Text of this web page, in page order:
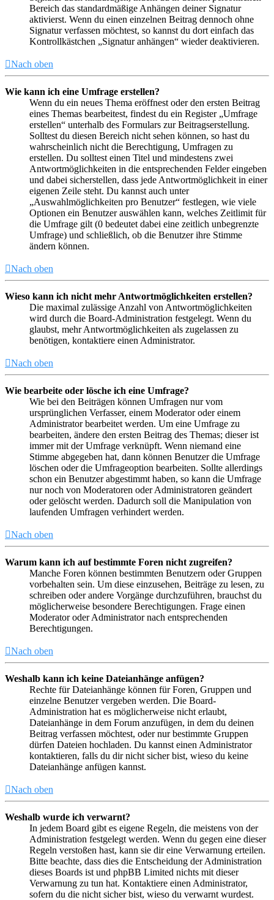
Bereich das standardmäßige Anhängen deiner Signatur
aktivierst. Wenn du einen einzelnen Beitrag dennoch ohne
Signatur verfassen möchtest, so kannst du dort einfach das
Kontrollkästchen „Signatur anhängen“ wieder deaktivieren.
Nach oben
Wie kann ich eine Umfrage erstellen?
Wenn du ein neues Thema eröffnest oder den ersten Beitrag
eines Themas bearbeitest, findest du ein Register „Umfrage
erstellen“ unterhalb des Formulars zur Beitragserstellung.
Solltest du diesen Bereich nicht sehen können, so hast du
wahrscheinlich nicht die Berechtigung, Umfragen zu
erstellen. Du solltest einen Titel und mindestens zwei
Antwortmöglichkeiten in die entsprechenden Felder eingeben
und dabei sicherstellen, dass jede Antwortmöglichkeit in einer
eigenen Zeile steht. Du kannst auch unter
„Auswahlmöglichkeiten pro Benutzer“ festlegen, wie viele
Optionen ein Benutzer auswählen kann, welches Zeitlimit für
die Umfrage gilt (0 bedeutet dabei eine zeitlich unbegrenzte
Umfrage) und schließlich, ob die Benutzer ihre Stimme
ändern können.
Nach oben
Wieso kann ich nicht mehr Antwortmöglichkeiten erstellen?
Die maximal zulässige Anzahl von Antwortmöglichkeiten
wird durch die Board-Administration festgelegt. Wenn du
glaubst, mehr Antwortmöglichkeiten als zugelassen zu
benötigen, kontaktiere einen Administrator.
Nach oben
Wie bearbeite oder lösche ich eine Umfrage?
Wie bei den Beiträgen können Umfragen nur vom
ursprünglichen Verfasser, einem Moderator oder einem
Administrator bearbeitet werden. Um eine Umfrage zu
bearbeiten, ändere den ersten Beitrag des Themas; dieser ist
immer mit der Umfrage verknüpft. Wenn niemand eine
Stimme abgegeben hat, dann können Benutzer die Umfrage
löschen oder die Umfrageoption bearbeiten. Sollte allerdings
schon ein Benutzer abgestimmt haben, so kann die Umfrage
nur noch von Moderatoren oder Administratoren geändert
oder gelöscht werden. Dadurch soll die Manipulation von
laufenden Umfragen verhindert werden.
Nach oben
Warum kann ich auf bestimmte Foren nicht zugreifen?
Manche Foren können bestimmten Benutzern oder Gruppen
vorbehalten sein. Um diese einzusehen, Beiträge zu lesen, zu
schreiben oder andere Vorgänge durchzuführen, brauchst du
möglicherweise besondere Berechtigungen. Frage einen
Moderator oder Administrator nach entsprechenden
Berechtigungen.
Nach oben
Weshalb kann ich keine Dateianhänge anfügen?
Rechte für Dateianhänge können für Foren, Gruppen und
einzelne Benutzer vergeben werden. Die Board-
Administration hat es möglicherweise nicht erlaubt,
Dateianhänge in dem Forum anzufügen, in dem du deinen
Beitrag verfassen möchtest, oder nur bestimmte Gruppen
dürfen Dateien hochladen. Du kannst einen Administrator
kontaktieren, falls du dir nicht sicher bist, wieso du keine
Dateianhänge anfügen kannst.
Nach oben
Weshalb wurde ich verwarnt?
In jedem Board gibt es eigene Regeln, die meistens von der
Administration festgelegt werden. Wenn du gegen eine dieser
Regeln verstoßen hast, kann sie dir eine Verwarnung erteilen.
Bitte beachte, dass dies die Entscheidung der Administration
dieses Boards ist und phpBB Limited nichts mit dieser
Verwarnung zu tun hat. Kontaktiere einen Administrator,
sofern du die nicht sicher bist, wieso du verwarnt wurdest.